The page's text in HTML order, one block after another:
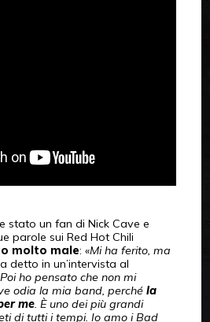
stato un fan di Nick Cave e
parole sui Red Hot Chili
molto male: «Mi ha ferito, ma
detto in un’intervista al
Poi ho pensato che non mi
odia la mia band, perché la
me. È uno dei più grandi
di tutti i tempi. Io amo i Bad